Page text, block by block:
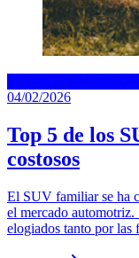
04/02/2026
Top 5 de los
costosos
El SUV familiar se ha
el mercado
elogiados tanto por las